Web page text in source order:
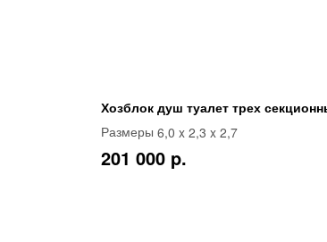
Хозблок душ туалет трех
Размеры 6,0 x 2,3 x 2,7
201 000 p.